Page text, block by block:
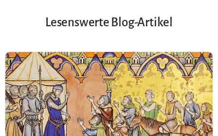
Lesenswerte Blog-Artikel